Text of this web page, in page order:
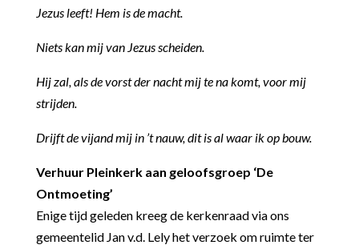
Jezus leeft! Hem is de macht.
Niets kan mij van Jezus scheiden.
Hij zal, als de vorst der nacht mij te na komt, voor mij
strijden.
Drijft de vijand mij in ’t nauw, dit is al waar ik op bouw.
Verhuur Pleinkerk aan geloofsgroep ‘De
Ontmoeting’
Enige tijd geleden kreeg de kerkenraad via ons
gemeentelid Jan v.d. Lely het verzoek om ruimte ter